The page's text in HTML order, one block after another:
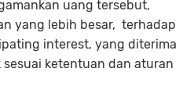
uang tersebut,
yang lebih besar, terhadap
interest, yang diterima
sesuai ketentuan dan aturan